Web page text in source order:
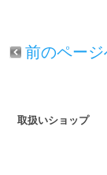
前のペー
取扱いショップ